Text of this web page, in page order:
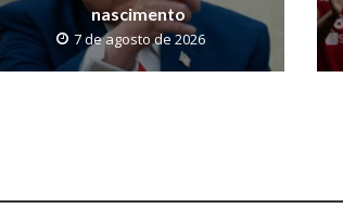
nascimento
7 de agosto de 2026